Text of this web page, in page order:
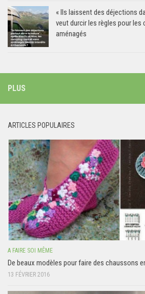
« Ils laissent des déjections
veut durcir les règles pour les
aménagés
PLUS
ARTICLES POPULAIRES
A FAIRE SOI MÊME
De beaux modèles pour faire des chaussons
13 FÉVRIER 2016